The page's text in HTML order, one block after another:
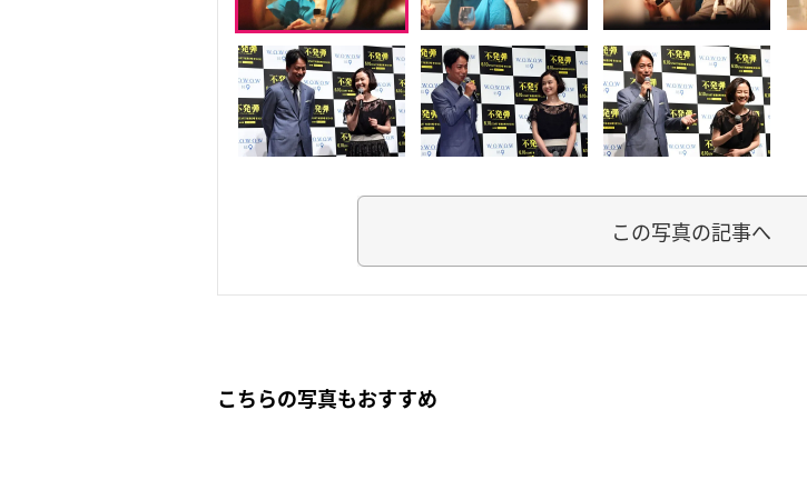
この写真の記事へ
こちらの写真もおすすめ